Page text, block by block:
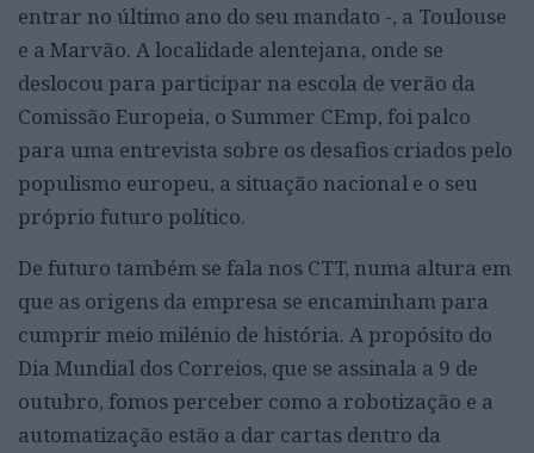
entrar no último ano do seu mandato -, a Toulouse
e a Marvão. A localidade alentejana, onde se
deslocou para participar na escola de verão da
Comissão Europeia, o Summer CEmp, foi palco
para uma entrevista sobre os desafios criados pelo
populismo europeu, a situação nacional e o seu
próprio futuro político.
De futuro também se fala nos CTT, numa altura em
que as origens da empresa se encaminham para
cumprir meio milénio de história. A propósito do
Dia Mundial dos Correios, que se assinala a 9 de
outubro, fomos perceber como a robotização e a
automatização estão a dar cartas dentro da